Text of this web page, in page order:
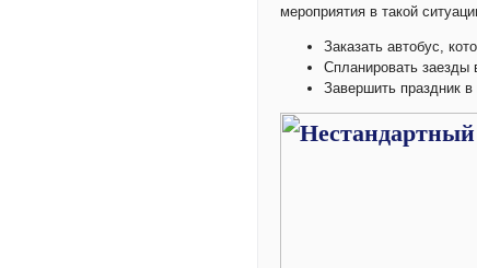
мероприятия в такой
Заказать автобус,
Спланировать заезды
Завершить праздник в